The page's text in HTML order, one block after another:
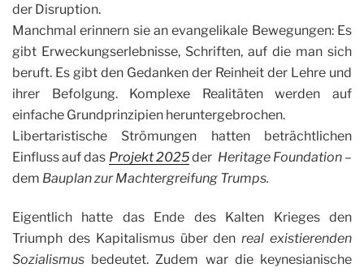
der Disruption.
Manchmal erinnern sie an evangelikale Bewegungen: Es
gibt Erweckungserlebnisse, Schriften, auf die man sich
beruft. Es gibt den Gedanken der Reinheit der Lehre und
ihrer Befolgung. Komplexe Realitäten werden auf
einfache Grundprinzipien heruntergebrochen.
Libertaristische Strömungen hatten beträchtlichen
Einfluss auf das Projekt 2025der Heritage Foundation –
dem Bauplan zur Machtergreifung Trumps.
Eigentlich hatte das Ende des Kalten Krieges den
Triumph des Kapitalismus über denreal existierenden
Sozialismus bedeutet. Zudem war die keynesianische